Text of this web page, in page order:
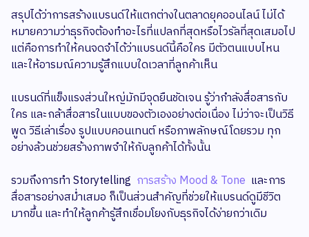
สรุปได้ว่าการสร้างแบรนด์ให้แตกต่างในตลาดยุคออนไลน์ ไม่ได้
หมายความว่าธุรกิจต้องทำอะไรที่แปลกที่สุดหรือไวรัลที่สุดเสมอไป
แต่คือการทำให้คนจดจำได้ว่าแบรนด์นี้คือใคร มีตัวตนแบบไหน
และให้อารมณ์ความรู้สึกแบบใดเวลาที่ลูกค้าเห็น
แบรนด์ที่แข็งแรงส่วนใหญ่มักมีจุดยืนชัดเจน รู้ว่ากำลังสื่อสารกับ
ใคร และกล้าสื่อสารในแบบของตัวเองอย่างต่อเนื่อง ไม่ว่าจะเป็นวิธี
พูด วิธีเล่าเรื่อง รูปแบบคอนเทนต์ หรือภาพลักษณ์โดยรวม ทุก
อย่างล้วนช่วยสร้างภาพจำให้กับลูกค้าได้ทั้งนั้น
รวมถึงการทำ Storytelling การสร้าง Mood & Tone และการ
สื่อสารอย่างสม่ำเสมอ ก็เป็นส่วนสำคัญที่ช่วยให้แบรนด์ดูมีชีวิต
มากขึ้น และทำให้ลูกค้ารู้สึกเชื่อมโยงกับธุรกิจได้ง่ายกว่าเดิม